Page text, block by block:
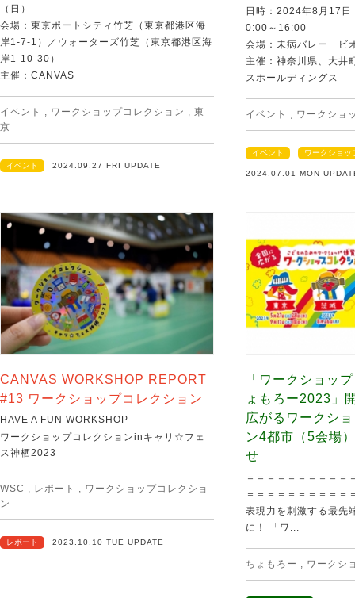
（日）
会場：東京ポートシティ竹芝（東京都港区海
岸1-7-1）／ウォーターズ竹芝（東京都港区海
岸1-10-30）
主催：CANVAS
イベント , ワークショップコレクション , 東
京
イベント 2024.09.27 FRI UPDATE
日時：2024年8月17
0:00～16:00
会場：未病バレー「ビ
主催：神奈川県、大井
スホールディングス
イベント , ワークショ
イベント ワークショッ
2024.07.01 MON
CANVAS WORKSHOP REPORT
#13 ワークショップコレクション
HAVE A FUN WORKSHOP
ワークショップコレクションinキャリ☆フェ
ス神栖2023
WSC , レポート , ワークショップコレクショ
ン
レポート 2023.10.10 TUE UPDATE
「ワークショッ
ょもろー2023」
広がるワークシ
ン4都市（5会場
せ
＝＝＝＝＝＝＝＝＝＝
＝＝＝＝＝＝＝＝＝＝
表現力を刺激する最先
に！ 「ワ...
ちょもろー , ワークシ